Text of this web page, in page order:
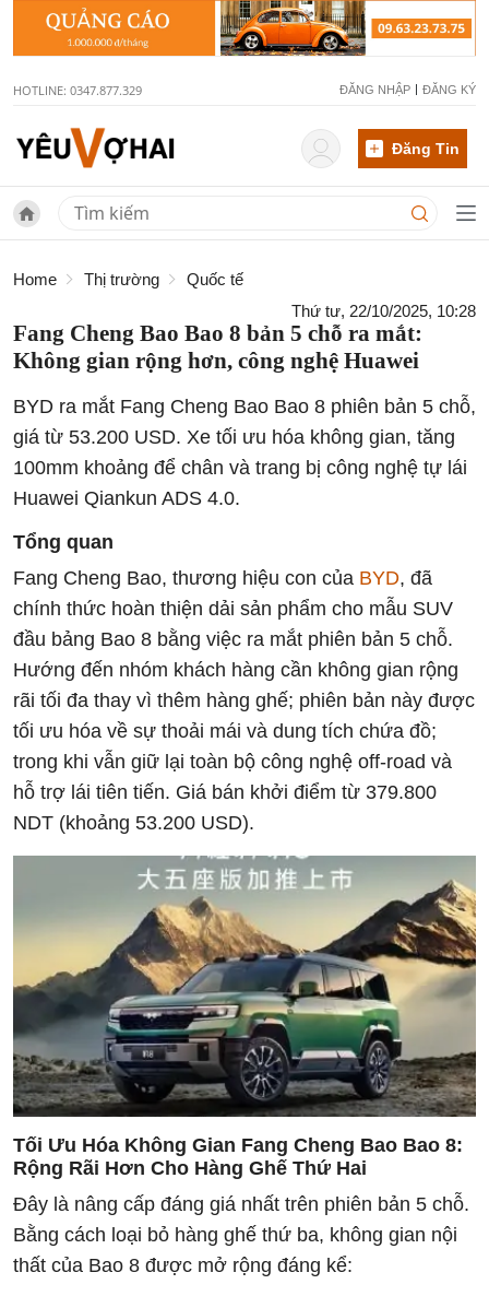
HOTLINE: 0347.877.329 ĐĂNG NHẬP ĐĂNG KÝ
Đăng Tin
Home Thị trường
Quốc tế
Thứ tư, 22/10/2025, 10:28
Fang Cheng Bao Bao 8 bản 5 chỗ ra mắt:
Không gian rộng hơn, công nghệ Huawei
BYD ra mắt Fang Cheng Bao Bao 8 phiên bản 5 chỗ,
giá từ 53.200 USD. Xe tối ưu hóa không gian, tăng
100mm khoảng để chân và trang bị công nghệ tự lái
Huawei Qiankun ADS 4.0.
Tổng quan
Fang Cheng Bao, thương hiệu con của BYD, đã
chính thức hoàn thiện dải sản phẩm cho mẫu SUV
đầu bảng Bao 8 bằng việc ra mắt phiên bản 5 chỗ.
Hướng đến nhóm khách hàng cần không gian rộng
rãi tối đa thay vì thêm hàng ghế; phiên bản này được
tối ưu hóa về sự thoải mái và dung tích chứa đồ;
trong khi vẫn giữ lại toàn bộ công nghệ off-road và
hỗ trợ lái tiên tiến. Giá bán khởi điểm từ 379.800
NDT (khoảng 53.200 USD).
Tối Ưu Hóa Không Gian Fang Cheng Bao Bao 8:
Rộng Rãi Hơn Cho Hàng Ghế Thứ Hai
Đây là nâng cấp đáng giá nhất trên phiên bản 5 chỗ.
Bằng cách loại bỏ hàng ghế thứ ba, không gian nội
thất của Bao 8 được mở rộng đáng kể: